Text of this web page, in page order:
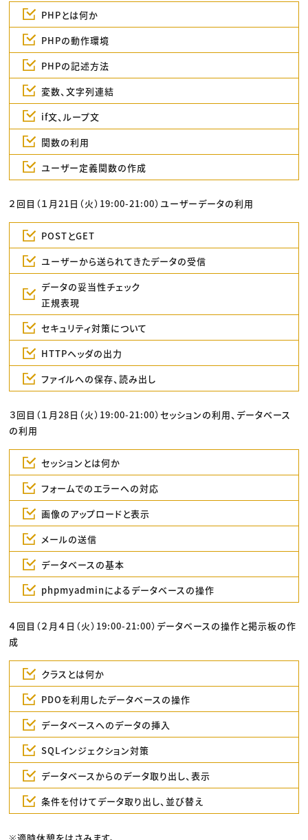
PHPとは何か
PHPの動作環境
PHPの記述方法
変数、文字列連結
if文、ループ文
関数の利用
ユーザー定義関数の作成
２回目（１月21日（火）19:00-21:00）ユーザーデータの利用
POSTとGET
ユーザーから送られてきたデータの受信
データの妥当性チェック
正規表現
セキュリティ対策について
HTTPヘッダの出力
ファイルへの保存、読み出し
３回目（１月28日（火）19:00-21:00）セッションの利用、データベース
の利用
セッションとは何か
フォームでのエラーへの対応
画像のアップロードと表示
メールの送信
データベースの基本
phpmyadminによるデータベースの操作
４回目（２月４日（火）19:00-21:00）データベースの操作と掲示板の作
成
クラスとは何か
PDOを利用したデータベースの操作
データベースへのデータの挿入
SQLインジェクション対策
データベースからのデータ取り出し、表示
条件を付けてデータ取り出し、並び替え
※適時休憩をはさみます。